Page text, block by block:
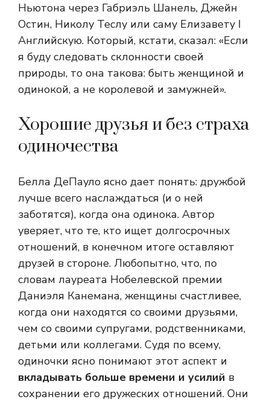
Ньютона через Габриэль Шанель, Джейн
Остин, Николу Теслу или саму Елизавету I
Английскую. Который, кстати, сказал: «Если
я буду следовать склонности своей
природы, то она такова: быть женщиной и
одинокой, а не королевой и замужней».
Хорошие друзья и без страха
одиночества
Белла ДеПауло ясно дает понять: дружбой
лучше всего наслаждаться (и о ней
заботятся), когда она одинока. Автор
уверяет, что те, кто ищет долгосрочных
отношений, в конечном итоге оставляют
друзей в стороне. Любопытно, что, по
словам лауреата Нобелевской премии
Даниэля Канемана, женщины счастливее,
когда они находятся со своими друзьями,
чем со своими супругами, родственниками,
детьми или коллегами. Судя по всему,
одиночки ясно понимают этот аспект и
вкладывать больше времени и усилий в
сохранении его дружеских отношений. Они